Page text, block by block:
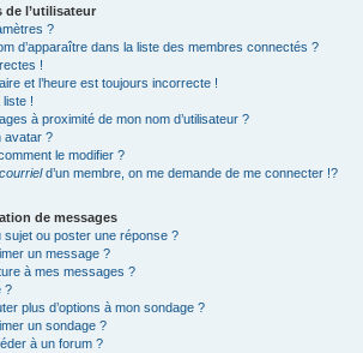
de l’utilisateur
?
d’apparaître dans la liste des membres connectés ?
!
et l’heure est toujours incorrecte !
liste !
à proximité de mon nom d’utilisateur ?
avatar ?
le modifier ?
courrield’un membre, on me demande de me connecter !?
de messages
ou poster une réponse ?
un message ?
à mes messages ?
?
plus d’options à mon sondage ?
un sondage ?
à un forum ?